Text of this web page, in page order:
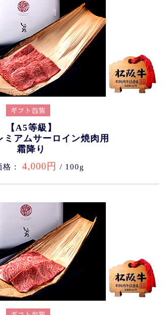
【A5等級】
ミアムサーロイン焼肉用
霜降り
格： 4,000円 / 100g